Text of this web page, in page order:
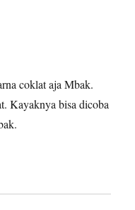
coklat aja Mbak.
Kayaknya bisa dicoba